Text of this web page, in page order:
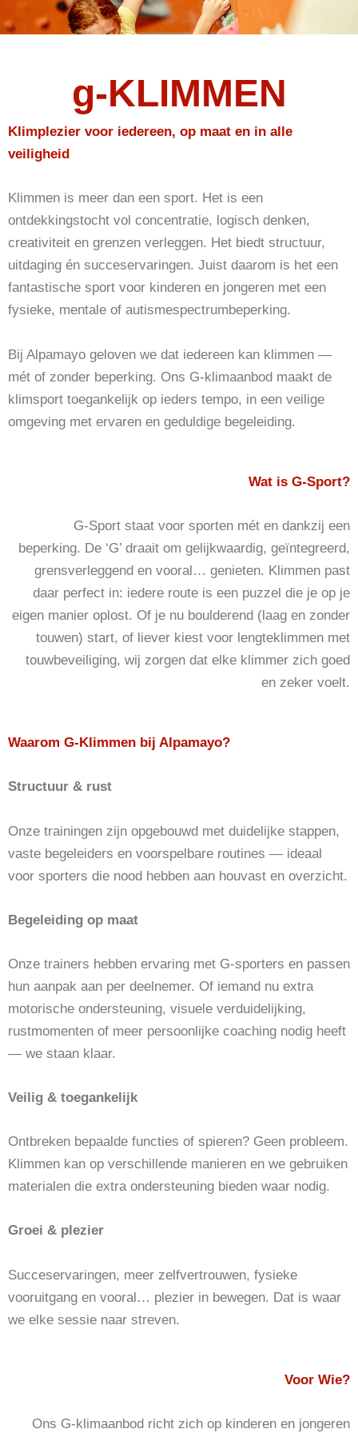
g-KLIMMEN
Klimplezier voor iedereen, op maat en in alle
veiligheid
Klimmen is meer dan een sport. Het is een
ontdekkingstocht vol concentratie, logisch denken,
creativiteit en grenzen verleggen. Het biedt structuur,
uitdaging én succeservaringen. Juist daarom is het een
fantastische sport voor kinderen en jongeren met een
fysieke, mentale of autismespectrum­beperking.
Bij Alpamayo geloven we dat iedereen kan klimmen —
mét of zonder beperking. Ons G-klimaanbod maakt de
klimsport toegankelijk op ieders tempo, in een veilige
omgeving met ervaren en geduldige begeleiding.
Wat is G-Sport?
G-Sport staat voor sporten mét en dankzij een
beperking. De ‘G’ draait om gelijkwaardig, geïntegreerd,
grensverleggend en vooral… genieten. Klimmen past
daar perfect in: iedere route is een puzzel die je op je
eigen manier oplost. Of je nu boulderend (laag en zonder
touwen) start, of liever kiest voor lengteklimmen met
touwbeveiliging, wij zorgen dat elke klimmer zich goed
en zeker voelt.
Waarom G-Klimmen bij Alpamayo?
Structuur & rust
Onze trainingen zijn opgebouwd met duidelijke stappen,
vaste begeleiders en voorspelbare routines — ideaal
voor sporters die nood hebben aan houvast en overzicht.
Begeleiding op maat
Onze trainers hebben ervaring met G-sporters en passen
hun aanpak aan per deelnemer. Of iemand nu extra
motorische ondersteuning, visuele verduidelijking,
rustmomenten of meer persoonlijke coaching nodig heeft
— we staan klaar.
Veilig & toegankelijk
Ontbreken bepaalde functies of spieren? Geen probleem.
Klimmen kan op verschillende manieren en we gebruiken
materialen die extra ondersteuning bieden waar nodig.
Groei & plezier
Succeservaringen, meer zelfvertrouwen, fysieke
vooruitgang en vooral… plezier in bewegen. Dat is waar
we elke sessie naar streven.
Voor Wie?
Ons G-klimaanbod richt zich op kinderen en jongeren